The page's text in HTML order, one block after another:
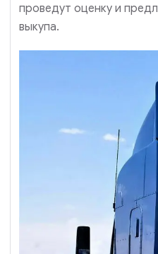
проведут оценку и
выкупа.